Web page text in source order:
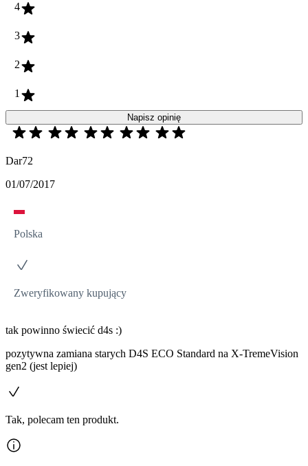
4
3
2
1
Napisz opinię
Dar72
01/07/2017
Polska
Zweryfikowany kupujący
tak powinno świecić d4s :)
pozytywna zamiana starych D4S ECO Standard na X-TremeVision
gen2 (jest lepiej)
Tak, polecam ten produkt.